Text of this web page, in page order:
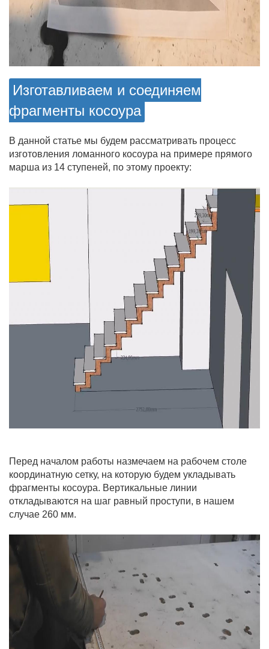
Изготавливаем и соединяем
фрагменты косоура
В данной статье мы будем рассматривать процесс
изготовления ломанного косоура на примере прямого
марша из 14 ступеней, по этому проекту:
Перед началом работы назмечаем на рабочем столе
координатную сетку, на которую будем укладывать
фрагменты косоура. Вертикальные линии
откладываются на шаг равный проступи, в нашем
случае 260 мм.